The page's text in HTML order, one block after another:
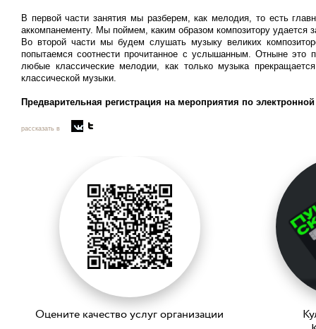
В первой части занятия мы разберем, как мелодия, то есть
аккомпанементу. Мы поймем, каким образом композитору удается
Во второй части мы будем слушать музыку великих
попытаемся соотнести прочитанное с услышанным. Отныне
любые классические мелодии, как только музыка
классической музыки.
Предварительная регистрация на мероприятия по
рассказать в
Оцените качество услуг организации